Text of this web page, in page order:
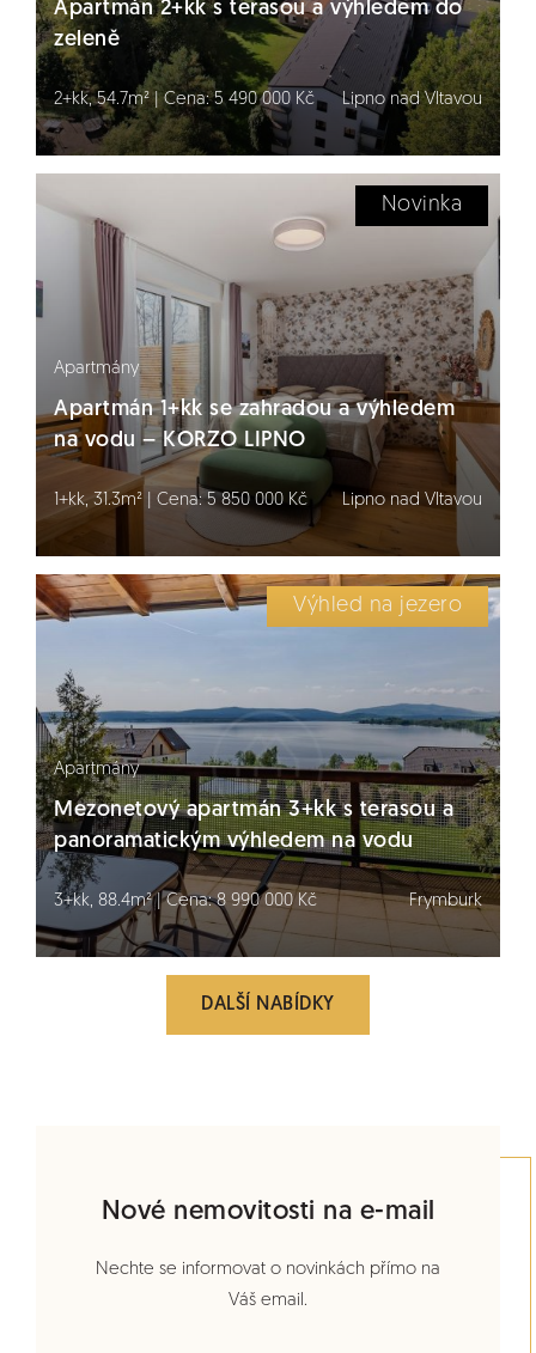
Apartmán 2+kk s terasou a výhledem do
zeleně
2+kk, 54.7m² | Cena: 5 490 000 Kč Lipno nad Vltavou
Novinka
Apartmány
Apartmán 1+kk se zahradou a výhledem
na vodu – KORZO LIPNO
1+kk, 31.3m² | Cena: 5 850 000 Kč Lipno nad Vltavou
Výhled na jezero
Apartmány
Mezonetový apartmán 3+kk s terasou a
panoramatickým výhledem na vodu
3+kk, 88.4m² | Cena: 8 990 000 Kč Frymburk
DALŠÍ NABÍDKY
Nové nemovitosti na e-mail
Nechte se informovat o novinkách přímo na
Váš email.